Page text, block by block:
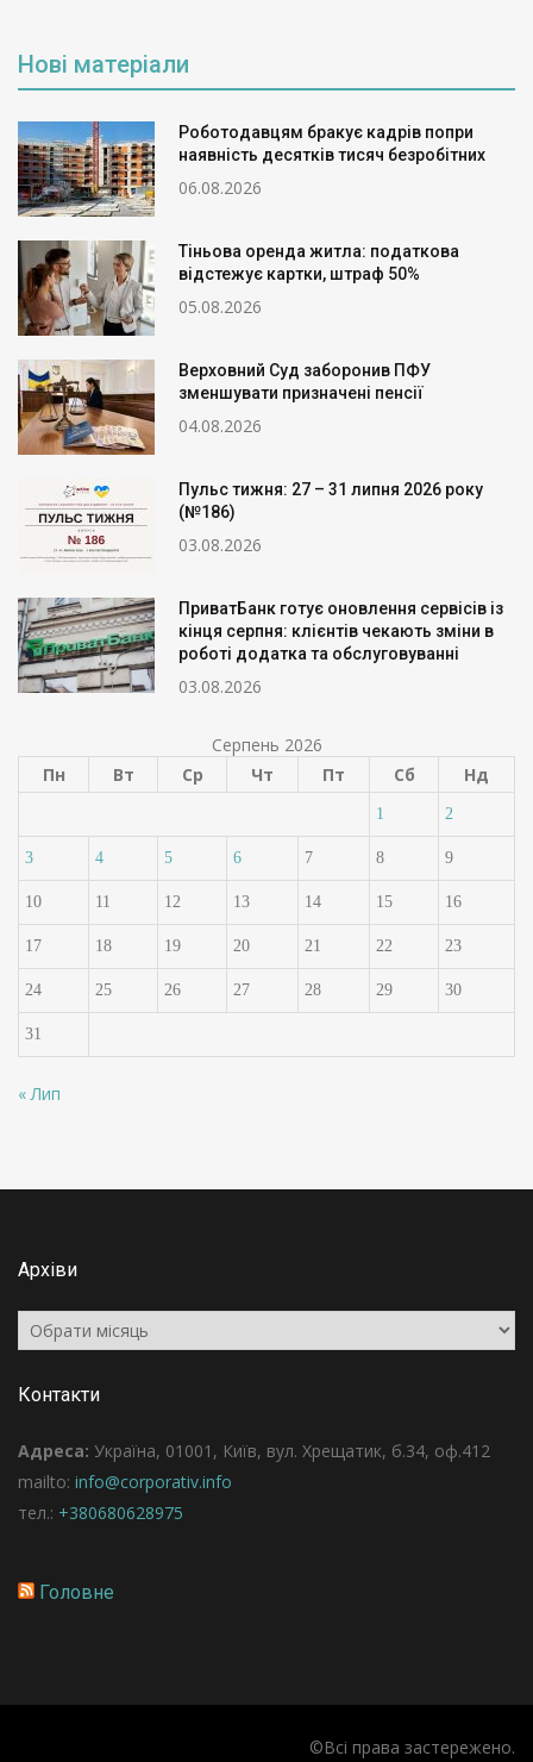
Нові матеріали
Роботодавцям бракує кадрів попри
наявність десятків тисяч безробітних
06.08.2026
Тіньова оренда житла: податкова
відстежує картки, штраф 50%
05.08.2026
Верховний Суд заборонив ПФУ
зменшувати призначені пенсії
04.08.2026
Пульс тижня: 27 – 31 липня 2026 року
(№186)
03.08.2026
ПриватБанк готує оновлення сервісів із
кінця серпня: клієнтів чекають зміни в
роботі додатка та обслуговуванні
03.08.2026
Серпень 2026
Пн
Вт Ср Чт Пт Сб Нд
1 2
3 4 5 6 7 8 9
10 11 12 13 14 15 16
17 18 19 20 21 22 23
24 25 26 27 28 29 30
31
« Лип
Архіви
Архіви
Контакти
Адреса: Україна, 01001, Київ, вул. Хрещатик, б.34, оф.412
mailto: info@corporativ.info
тел.: +380680628975
Головне
©Всі права застережено.